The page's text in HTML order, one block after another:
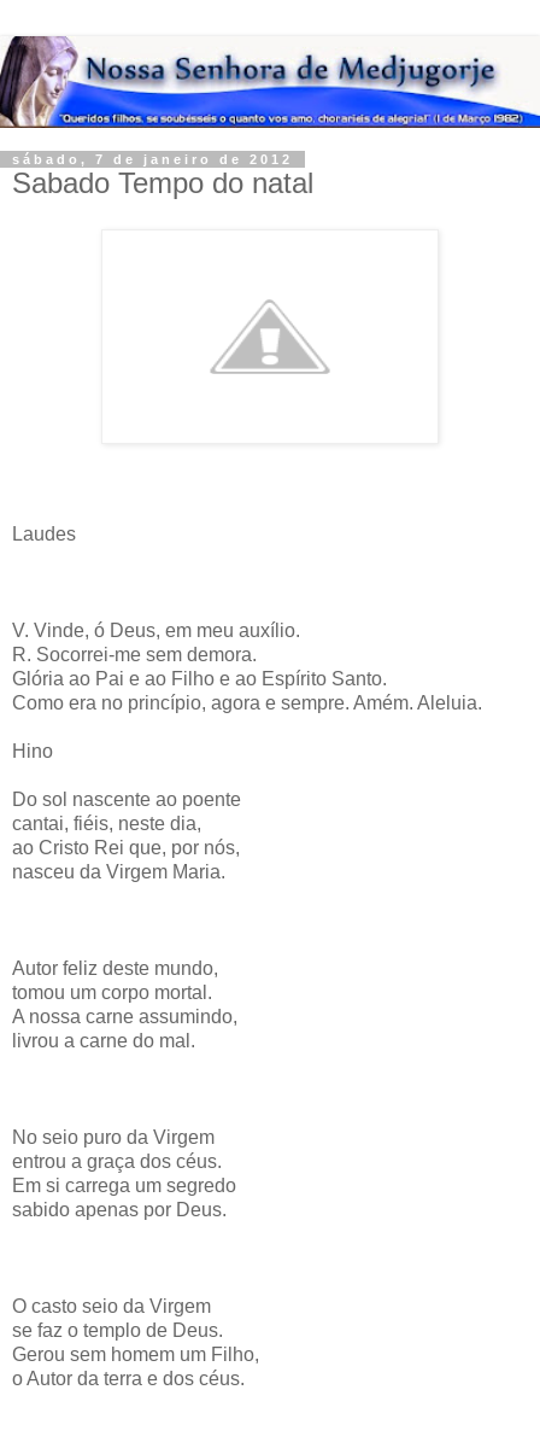
sábado, 7 de janeiro de 2012
Sabado Tempo do natal
Laudes
V. Vinde, ó Deus, em meu auxílio.
R. Socorrei-me sem demora.
Glória ao Pai e ao Filho e ao Espírito Santo.
Como era no princípio, agora e sempre. Amém. Aleluia.
Hino
Do sol nascente ao poente
cantai, fiéis, neste dia,
ao Cristo Rei que, por nós,
nasceu da Virgem Maria.
Autor feliz deste mundo,
tomou um corpo mortal.
A nossa carne assumindo,
livrou a carne do mal.
No seio puro da Virgem
entrou a graça dos céus.
Em si carrega um segredo
sabido apenas por Deus.
O casto seio da Virgem
se faz o templo de Deus.
Gerou sem homem um Filho,
o Autor da terra e dos céus.